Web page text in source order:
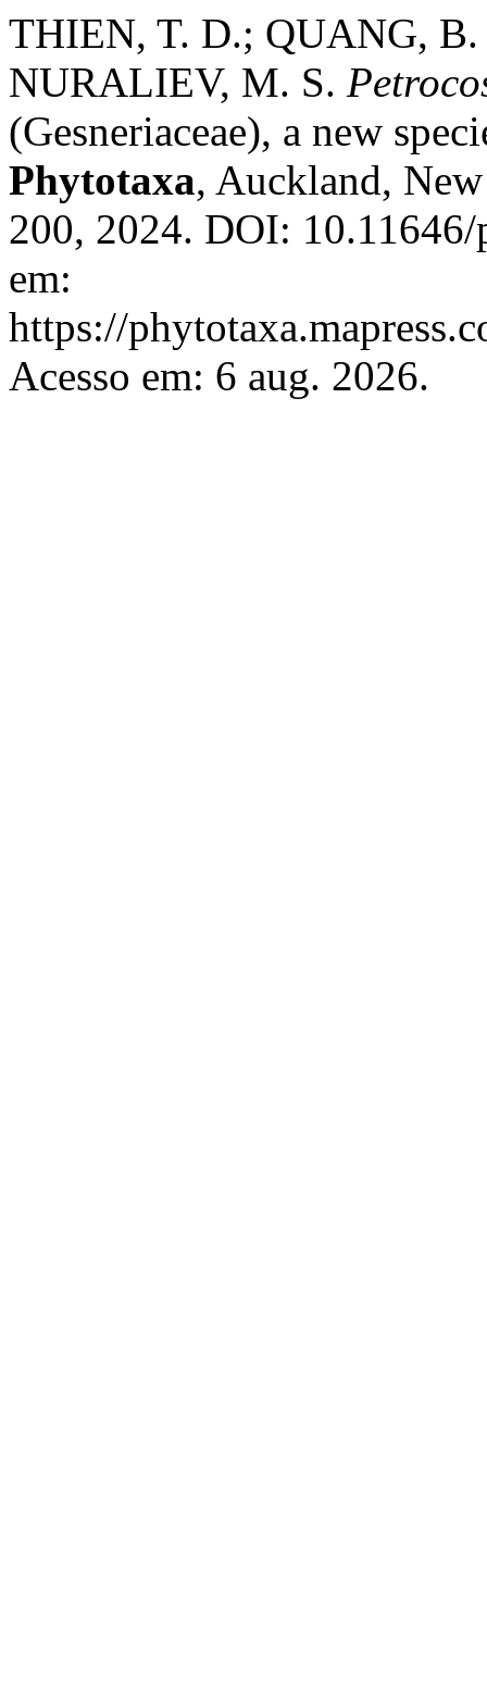
THIEN, T. D.; QUANG,
NURALIEV, M. S.
(Gesneriaceae), a new
Phytotaxa, Auckland,
200, 2024. DOI:
em:
https://
Acesso em: 6 aug. 2026.